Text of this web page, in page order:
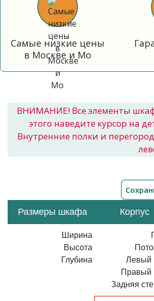
Самые низкие цены
в Москве и Мо
ВНИМАНИЕ! Все элементы
этого наведите курсор на
Внутренние полки и
Размеры шкафа Корпус
Ширина
Высота
Глубина
Левый
Правый
Задняя